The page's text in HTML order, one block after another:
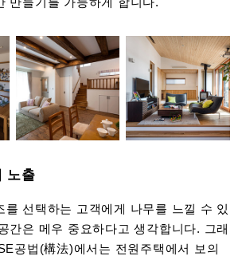
노출
를 선택하는 고객에게 나무를 느낄 수 있
간은 메우 중요하다고 생각합니다. 그래
공법(構法)에서는 전원주택에서 보의